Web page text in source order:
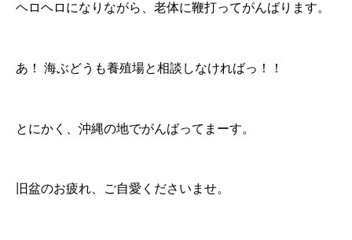
ヘロヘロになりながら、老体に鞭打ってがんばります。
あ！ 海ぶどうも養殖場と相談しなければっ！！
とにかく、沖縄の地でがんばってまーす。
旧盆のお疲れ、ご自愛くださいませ。